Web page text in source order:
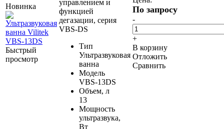
Новинка
Быстрый
просмотр
управлением и
функцией
дегазации, серия
VBS-DS
Тип
Ультразвуковая
ванна
Модель
VBS-13DS
Объем, л
13
Мощность
ультразвука,
Вт
По запросу
-
+
В корзину
Отложить
Сравнить